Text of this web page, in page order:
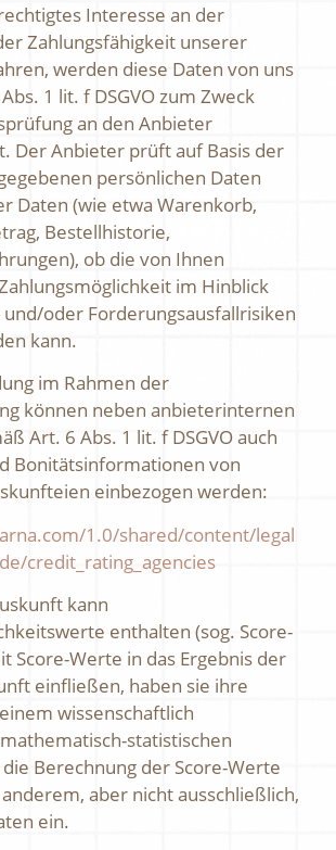
Interesse an der
Zahlungsfähigkeit unserer
werden diese Daten von uns
1 lit. f DSGVO zum Zweck
an den Anbieter
Der Anbieter prüft auf Basis der
persönlichen Daten
Daten (wie etwa Warenkorb,
Bestellhistorie,
ob die von Ihnen
im Hinblick
und/oder Forderungsausfallrisiken
kann.
im Rahmen der
können neben anbieterinternen
Art. 6 Abs. 1 lit. f DSGVO auch
Bonitätsinformationen von
einbezogen werden:
/1.0/shared/content/legal
/credit_rating_agencies
kann
enthalten (sog. Score-
Score-Werte in das Ergebnis der
einfließen, haben sie ihre
wissenschaftlich
statistischen
Berechnung der Score-Werte
aber nicht ausschließlich,
ein.